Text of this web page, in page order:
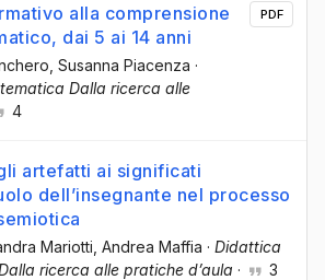
alla comprensione
dai 5 ai 14 anni
, Susanna Piacenza ·
Dalla ricerca alle
4
PDF
artefatti ai significati
dell’insegnante nel processo
Mariotti , Andrea Maffia · Didattica
ricerca alle pratiche d’aula · 3